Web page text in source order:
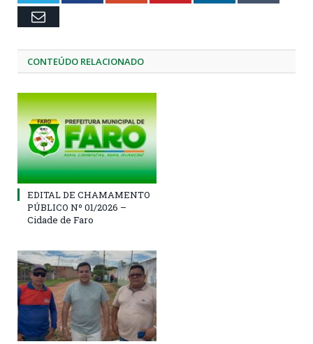
Email
CONTEÚDO RELACIONADO
EDITAL DE CHAMAMENTO
PÚBLICO Nº 01/2026 –
Cidade de Faro